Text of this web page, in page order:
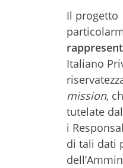
Il progetto
Italiano
mission,
tutelate
i
di tali dati